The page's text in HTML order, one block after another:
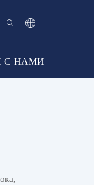
С НАМИ